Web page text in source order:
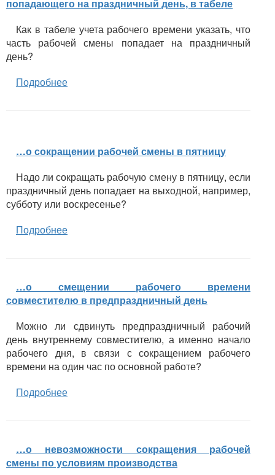
попадающего на праздничный день, в табеле
Как в табеле учета рабочего времени указать, что
часть рабочей смены попадает на праздничный
день?
Подробнее
…о сокращении рабочей смены в пятницу
Надо ли сокращать рабочую смену в пятницу, если
праздничный день попадает на выходной, например,
субботу или воскресенье?
Подробнее
…о смещении рабочего времени
совместителю в предпраздничный день
Можно ли сдвинуть предпраздничный рабочий
день внутреннему совместителю, а именно начало
рабочего дня, в связи с сокращением рабочего
времени на один час по основной работе?
Подробнее
…о невозможности сокращения рабочей
смены по условиям производства